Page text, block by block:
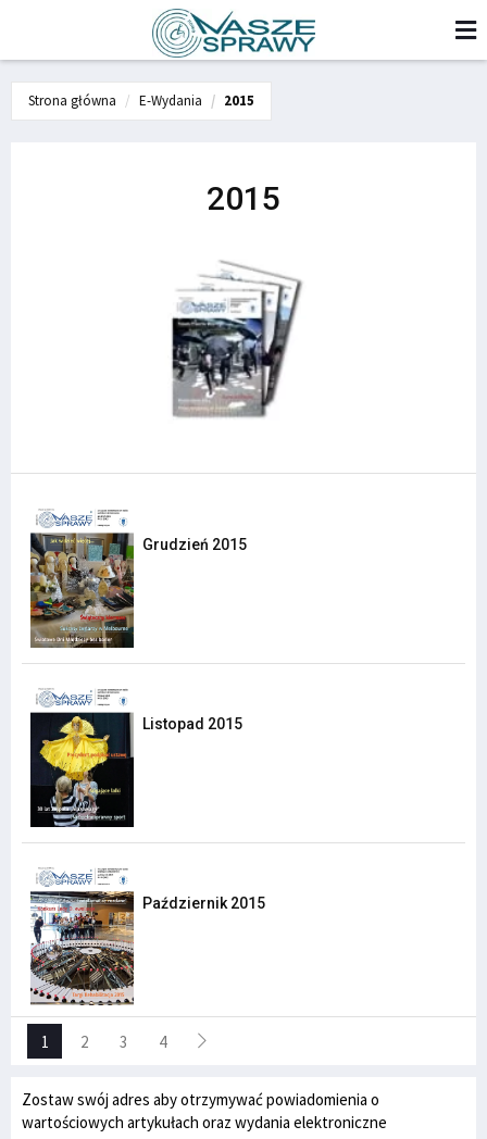
Strona główna E-Wydania 2015
2015
Grudzień 2015
Listopad 2015
Październik 2015
1 2 3 4
Zostaw swój adres aby otrzymywać powiadomienia o
wartościowych artykułach oraz wydania elektroniczne